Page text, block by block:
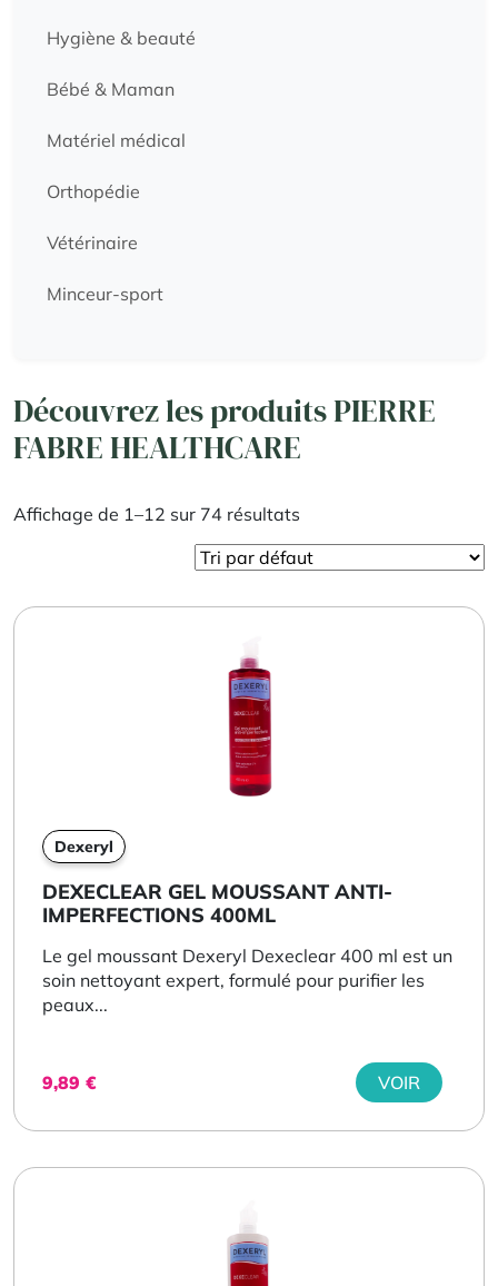
Hygiène & beauté
Bébé & Maman
Matériel médical
Orthopédie
Vétérinaire
Minceur-sport
Découvrez les produits PIERRE
FABRE HEALTHCARE
Affichage de 1–12 sur 74 résultats
Dexeryl
DEXECLEAR GEL MOUSSANT ANTI-
IMPERFECTIONS 400ML
Le gel moussant Dexeryl Dexeclear 400 ml est un
soin nettoyant expert, formulé pour purifier les
peaux...
9,89 € VOIR